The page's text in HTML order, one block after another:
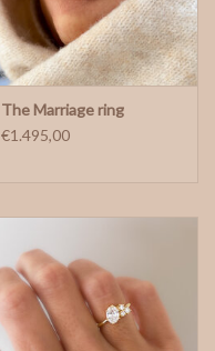
The Marriage ring
€1.495,00